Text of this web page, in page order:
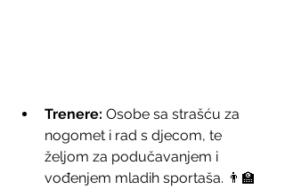
Trenere: Osobe sa strašću za
nogomet i rad s djecom, te
željom za podučavanjem i
vođenjem mladih sportaša. 👨‍🏫